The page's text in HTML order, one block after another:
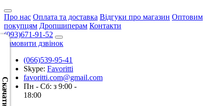
Про нас Оплата та доставка Відгуки про магазин Оптовим
покупцям Дропшиперам Контакти
(093)671-91-52
Замовити дзвінок
(066)539-95-41
Skype: Favoritti
favoritti.com@gmail.com
Пн - Сб: з 9:00 -
18:00
Скачать
XML
(Розн.)